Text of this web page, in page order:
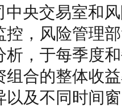
控，风险管理
析，于每季度
组合的整体收
以及不同时间